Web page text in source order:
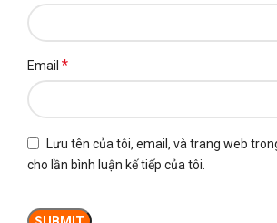
Email *
Lưu tên của tôi, email, và trang web
cho lần bình luận kế tiếp của tôi.